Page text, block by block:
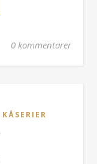
0 kommentarer
KÅSERIER